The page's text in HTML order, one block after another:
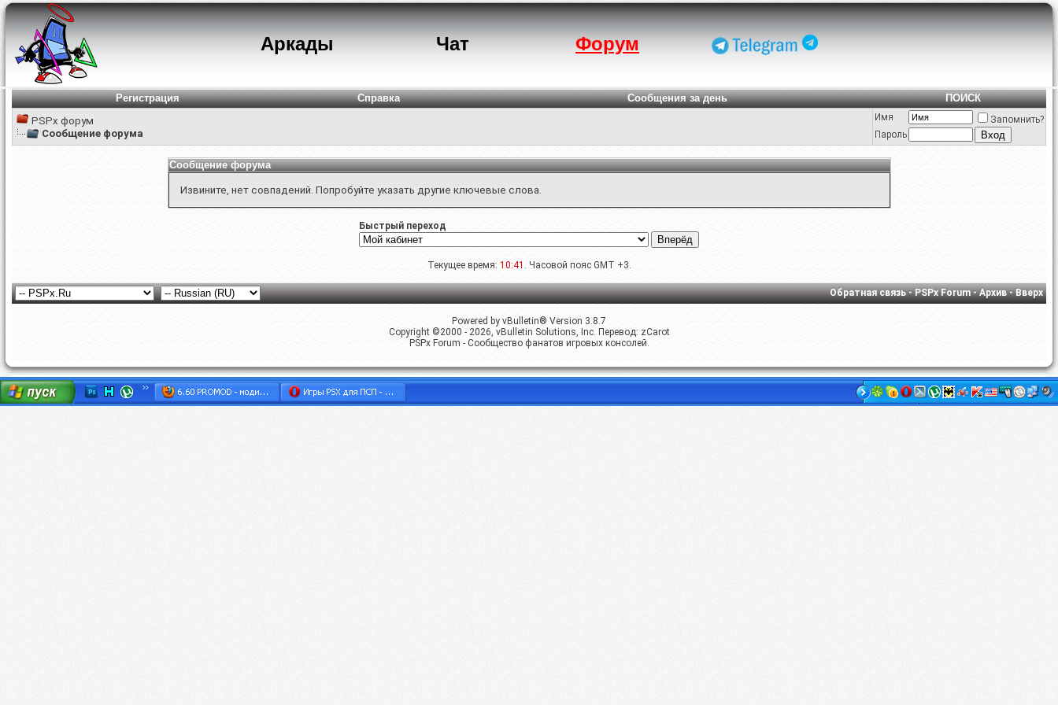
Аркады Чат Форум
Регистрация Справка Сообщения за день
ПОИСК
PSPx форум
Сообщение форума
Имя
Запомнить?
Пароль
Сообщение форума
Извините, нет совпадений. Попробуйте указать другие ключевые слова.
Быстрый переход
Текущее время: 10:41 . Часовой пояс GMT +3.
Обратная связь-PSPx Forum-Архив-Вверх
Powered by vBulletin® Version 3.8.7
Copyright ©2000 - 2026, vBulletin Solutions, Inc. Перевод: zCarot
PSPx Forum - Сообщество фанатов игровых консолей.